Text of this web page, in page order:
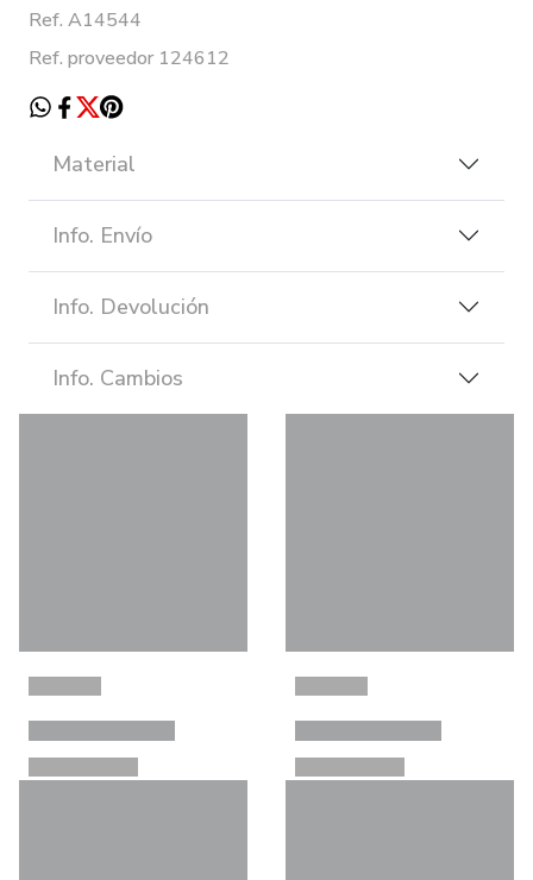
Ref. A14544
Ref. proveedor 124612
Material
Info. Envío
Info. Devolución
Info. Cambios